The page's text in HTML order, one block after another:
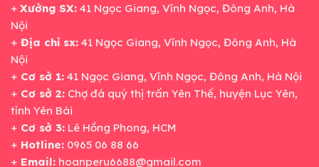
+ Xưởng SX: 41 Ngọc Giang, Vĩnh Ngọc, Đông Anh, Hà
Nội
+ Địa chỉ sx: 41 Ngọc Giang, Vĩnh Ngọc, Đông Anh, Hà
Nội
+ Cơ sở 1: 41 Ngọc Giang, Vĩnh Ngọc, Đông Anh, Hà Nội
+ Cơ sở 2: Chợ đá quý thị trấn Yên Thế, huyện Lục Yên,
tỉnh Yên Bái
+ Cơ sở 3: Lê Hồng Phong, HCM
+ Hotline: 0965 06 88 66
+ Email: hoanperu6688@gmail.com